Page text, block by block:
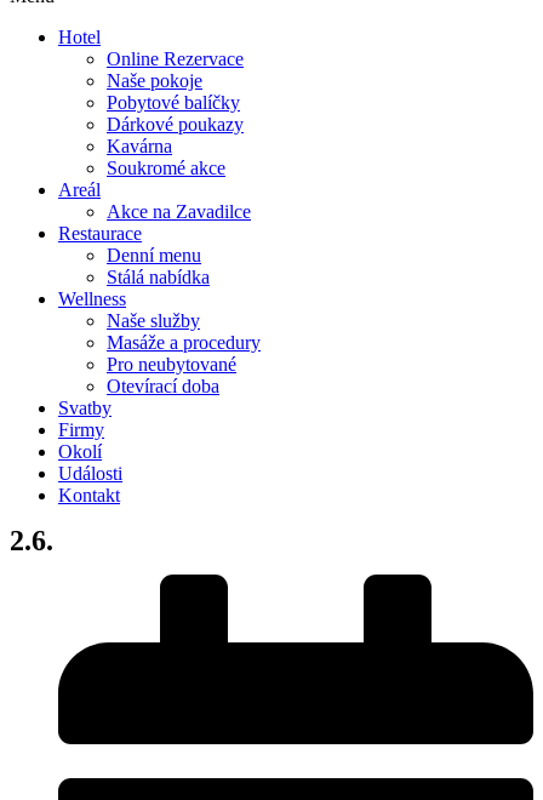
Hotel
Online Rezervace
Naše pokoje
Pobytové balíčky
Dárkové poukazy
Kavárna
Soukromé akce
Areál
Akce na Zavadilce
Restaurace
Denní menu
Stálá nabídka
Wellness
Naše služby
Masáže a procedury
Pro neubytované
Otevírací doba
Svatby
Firmy
Okolí
Události
Kontakt
2.6.